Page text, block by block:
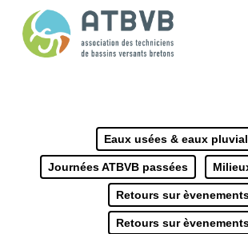
Eaux usées & eaux
Journées ATBVB passées
Retours sur
Retours sur
Panneau de gestion des cookies